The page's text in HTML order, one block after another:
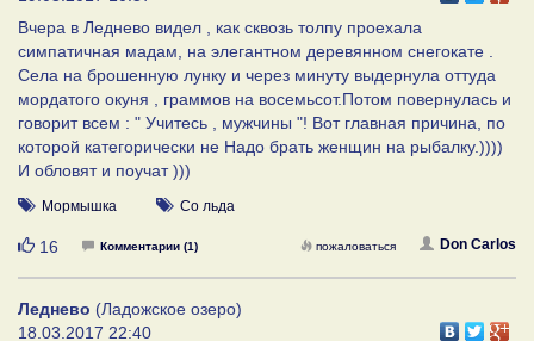
Вчера в Леднево видел , как сквозь толпу проехала
симпатичная мадам, на элегантном деревянном снегокате .
Села на брошенную лунку и через минуту выдернула оттуда
мордатого окуня , граммов на восемьсот.Потом повернулась и
говорит всем : " Учитесь , мужчины "! Вот главная причина, по
которой категорически не Надо брать женщин на рыбалку.))))
И обловят и поучат )))
Мормышка Со льда
Нравится
16 Комментарии (1) Don Carlos
пожаловаться
Леднево (Ладожское озеро)
18.03.2017 22:40